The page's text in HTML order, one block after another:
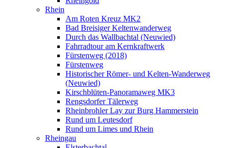
Rhein
Am Roten Kreuz MK2
Bad Breisiger Keltenwanderweg
Durch das Wallbachtal (Neuwied)
Fahrradtour am Kernkraftwerk
Fürstenweg (2018)
Fürstenweg
Historischer Römer- und Kelten-Wanderweg
(Neuwied)
Kirschblüten-Panoramaweg MK3
Rengsdorfer Tälerweg
Rheinbrohler Lay zur Burg Hammerstein
Rund um Leutesdorf
Rund um Limes und Rhein
Rheingau